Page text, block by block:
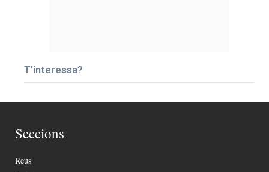
T’interessa?
Seccions
Reus